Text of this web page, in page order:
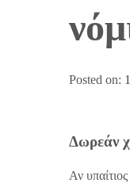
Posted on:
Δωρεάν
Αν